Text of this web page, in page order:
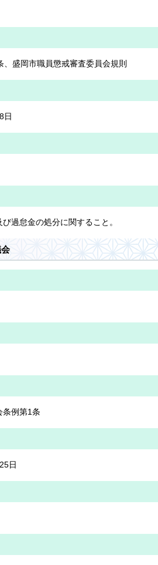
盛岡市職員懲戒審査委員会規則
日
過怠金の処分に関すること。
条例第1条
日